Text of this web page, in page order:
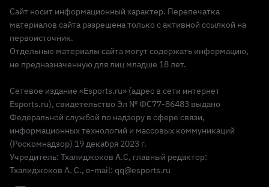
Сайт носит информационный характер. Перепечатка
материалов сайта разрешена только с активной ссылкой на
первоисточник.
Отдельные материалы сайта могут содержать информацию,
не предназначенную для лиц младше 18 лет.
Сетевое издание «Esports.ru» (адрес в сети интернет
Esports.ru), свидетельство Эл № ФС77-86483 выдано
Федеральной службой по надзору в сфере связи,
информационных технологий и массовых коммуникаций
(Роскомнадзор) 19 декабря 2023 г.
Учредитель: Тхалиджоков А.С, главный редактор:
Тхалиджоков А. С., e-mail: qq@esports.ru